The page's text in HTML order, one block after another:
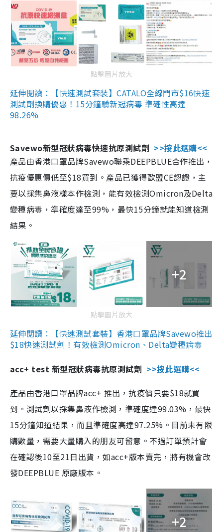
點擊圖片放大
延伸閱讀：【快速測試套裝】CATALO全線門市$16快速
測試劑換購優惠！15分鐘驗新冠病毒 準確性高達
98.26%
Savewo新型冠狀病毒快速抗原測試劑 >>按此選購<<
產品由香港口罩品牌Savewo聯乘DEEPBLUE合作推出，
抗疫優惠價低至$18買到。產品已獲得歐盟CE認證，主
要以採集鼻液樣本作檢測，能有效檢測Omicron及Delta
變種病毒，準確度達至99%，最快15分鐘就能知道檢測
結果。
+2
點擊圖片放大
延伸閱讀：【快速測試套裝】香港口罩品牌Savewo推出
$18快速測試劑！有效檢測Omicron、Delta變種病毒
acc+ test 新型冠狀病毒抗原測試劑 >>按此選購<<
產品由香港口罩品牌acc+ 推出，抗疫價只要$18就買
到。測試劑以採集鼻液作檢測，準確度達99.03%，最快
15分鐘知道結果，而且準確度高達97.25%。目前未有限
購數量，需要大量購入的朋友可留意。不過訂單預計會
在確認後10至21日出貨，如acc+版本賣完，將有機會改
發DEEPBLUE 原廠版本。
+2